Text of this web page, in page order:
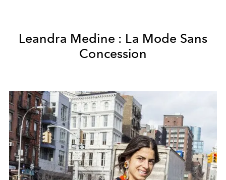
Leandra Medine : La Mode Sans
Concession